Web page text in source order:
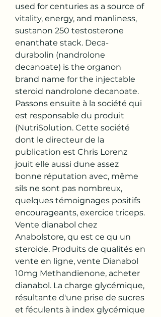
used for centuries as a source of
vitality, energy, and manliness,
sustanon 250 testosterone
enanthate stack. Deca-
durabolin (nandrolone
decanoate) is the organon
brand name for the injectable
steroid nandrolone decanoate.
Passons ensuite à la société qui
est responsable du produit
(NutriSolution. Cette société
dont le directeur de la
publication est Chris Lorenz
jouit elle aussi dune assez
bonne réputation avec, même
sils ne sont pas nombreux,
quelques témoignages positifs
encourageants, exercice triceps.
Vente dianabol chez
Anabolstore, qu est ce qu un
steroide. Produits de qualités en
vente en ligne, vente Dianabol
10mg Methandienone, acheter
dianabol. La charge glycémique,
résultante d'une prise de sucres
et féculents à index glycémique